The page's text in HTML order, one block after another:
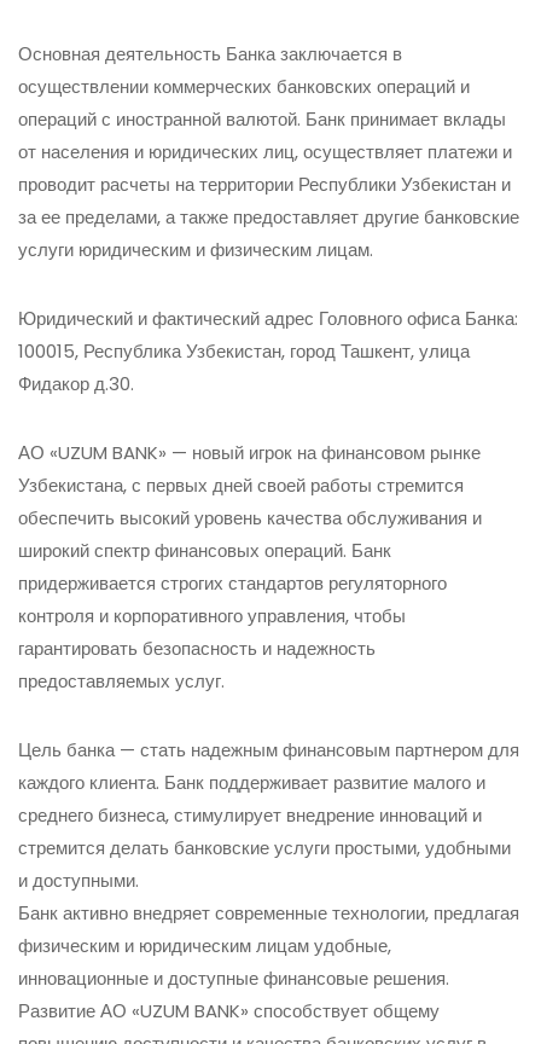
Основная деятельность Банка заключается в
осуществлении коммерческих банковских операций и
операций с иностранной валютой. Банк принимает вклады
от населения и юридических лиц, осуществляет платежи и
проводит расчеты на территории Республики Узбекистан и
за ее пределами, а также предоставляет другие банковские
услуги юридическим и физическим лицам.
Юридический и фактический адрес Головного офиса Банка:
100015, Республика Узбекистан, город Ташкент, улица
Фидакор д.30.
АО «UZUM BANK» — новый игрок на финансовом рынке
Узбекистана, с первых дней своей работы стремится
обеспечить высокий уровень качества обслуживания и
широкий спектр финансовых операций. Банк
придерживается строгих стандартов регуляторного
контроля и корпоративного управления, чтобы
гарантировать безопасность и надежность
предоставляемых услуг.
Цель банка — стать надежным финансовым партнером для
каждого клиента. Банк поддерживает развитие малого и
среднего бизнеса, стимулирует внедрение инноваций и
стремится делать банковские услуги простыми, удобными
и доступными.
Банк активно внедряет современные технологии, предлагая
физическим и юридическим лицам удобные,
инновационные и доступные финансовые решения.
Развитие АО «UZUM BANK» способствует общему